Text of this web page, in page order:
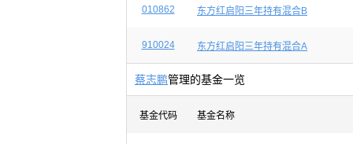
010862 东方红启阳三年持有混合B
910024 东方红启阳三年持有混合A
蔡志鹏管理的基金一览
基金代码 基金名称